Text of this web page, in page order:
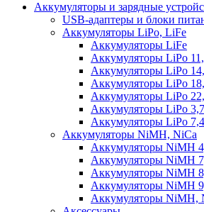
Аккумуляторы и зарядные
USB-адаптеры и блоки
Аккумуляторы LiPo, LiFe
Аккумуляторы LiFe
Аккумуляторы LiPo
Аккумуляторы LiPo
Аккумуляторы LiPo
Аккумуляторы LiPo
Аккумуляторы LiPo
Аккумуляторы LiPo
Аккумуляторы NiMH, NiCa
Аккумуляторы NiMH
Аккумуляторы NiMH
Аккумуляторы NiMH
Аккумуляторы NiMH
Аккумуляторы NiMH,